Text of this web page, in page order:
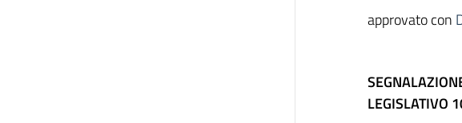
approvato con
LEGISLATIVO